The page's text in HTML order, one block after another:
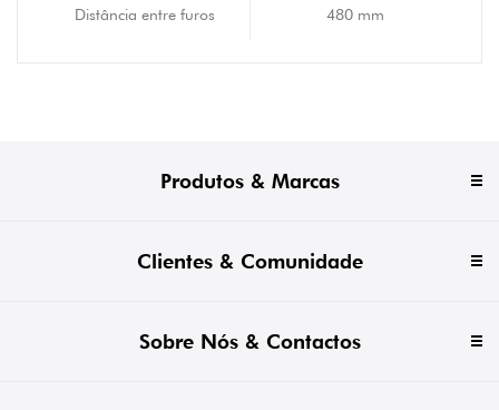
Distância entre furos 480 mm
Produtos & Marcas
Clientes & Comunidade
Sobre Nós & Contactos